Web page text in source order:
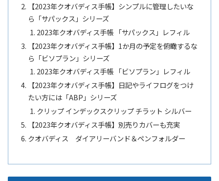
【2023年クオバディス手帳】シンプルに管理したいな
ら「サパックス」シリーズ
2023年クオバディス手帳 「サパックス」レフィル
【2023年クオバディス手帳】1か月の予定を俯瞰するな
ら「ビソプラン」シリーズ
2023年クオバディス手帳 「ビソプラン」レフィル
【2023年クオバディス手帳】日記やライフログをつけ
たい方には「ABP」シリーズ
クリップ インデックスクリップ チラット シルバー
【2023年クオバディス手帳】別売りカバーも充実
クオバディス ダイアリーバンド＆ペンフォルダー